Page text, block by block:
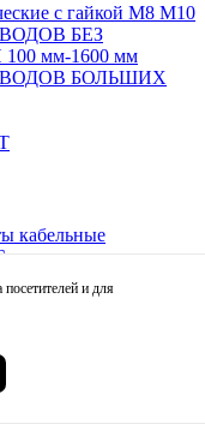
с гайкой М8 М10
БЕЗ
мм-1600 мм
БОЛЬШИХ
кабельные
строительные
пистолет-
тарельчатые
и для